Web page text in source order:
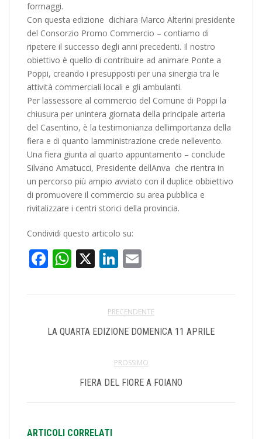
formaggi.
Con questa edizione  dichiara Marco Alterini presidente
del Consorzio Promo Commercio – contiamo di
ripetere il successo degli anni precedenti. Il nostro
obiettivo è quello di contribuire ad animare Ponte a
Poppi, creando i presupposti per una sinergia tra le
attività commerciali locali e gli ambulanti.
Per lassessore al commercio del Comune di Poppi la
chiusura per unintera giornata della principale arteria
del Casentino, è la testimonianza dellimportanza della
fiera e di quanto lamministrazione crede nellevento.
Una fiera giunta al quarto appuntamento – conclude
Silvano Amatucci, Presidente dellAnva  che rientra in
un percorso più ampio avviato con il duplice obbiettivo
di promuovere il commercio su area pubblica e
rivitalizzare i centri storici della provincia.
Condividi questo articolo su:
Facebook
WhatsApp
X LinkedIn
PRECENDENTE
LA QUARTA EDIZIONE DOMENICA 11 APRILE
PROSSIMO
FIERA DEL FIORE A FOIANO
ARTICOLI CORRELATI